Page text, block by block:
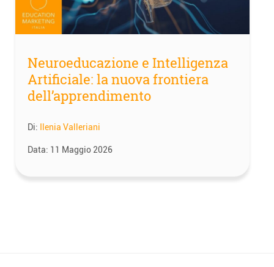
Neuroeducazione e Intelligenza
Artificiale: la nuova frontiera
dell’apprendimento
Di: Ilenia Valleriani
Data: 11 Maggio 2026